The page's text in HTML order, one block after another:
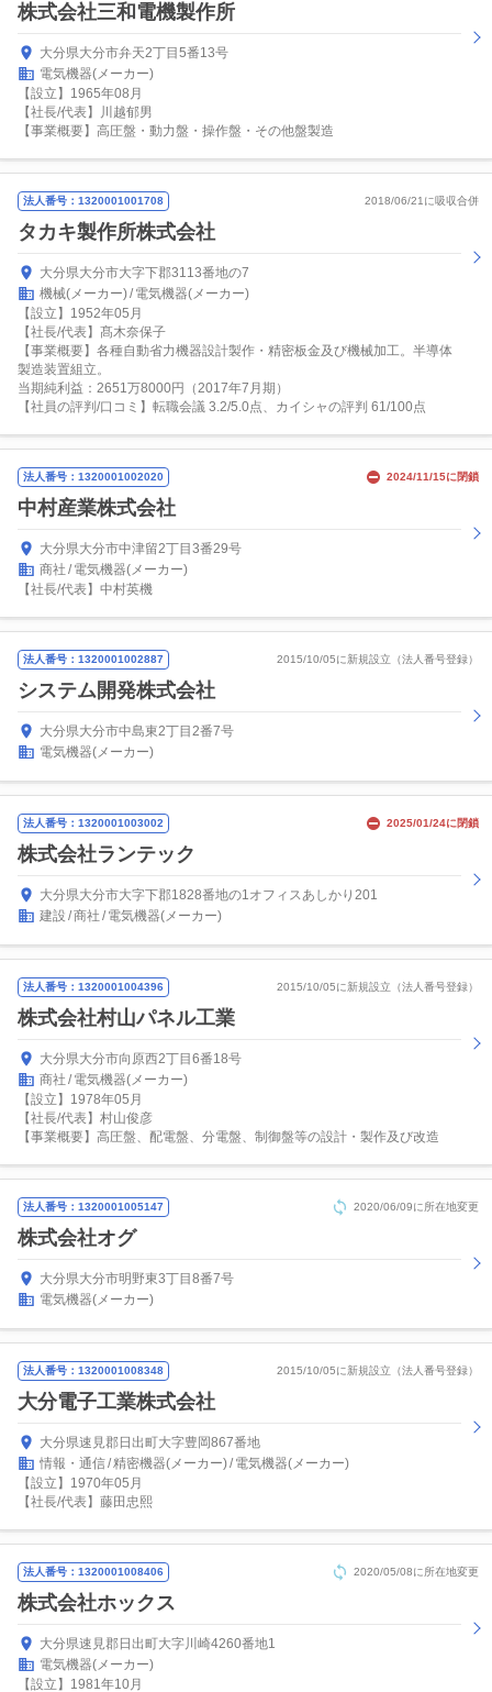
株式会社三和電機製作所
大分県大分市弁天2丁目5番13号
電気機器(メーカー)
【設立】1965年08月
【社長/代表】川越郁男
【事業概要】高圧盤・動力盤・操作盤・その他盤製造
法人番号：1320001001708 2018/06/21に吸収合併
タカキ製作所株式会社
大分県大分市大字下郡3113番地の7
機械(メーカー) 電気機器(メーカー)
【設立】1952年05月
【社長/代表】髙木奈保子
【事業概要】各種自動省力機器設計製作・精密板金及び機械加工。半導体
製造装置組立。
当期純利益：2651万8000円（2017年7月期）
【社員の評判/口コミ】転職会議 3.2/5.0点、カイシャの評判 61/100点
法人番号：1320001002020 2024/11/15に閉鎖
中村産業株式会社
大分県大分市中津留2丁目3番29号
商社
電気機器(メーカー)
【社長/代表】中村英機
法人番号：1320001002887 2015/10/05に新規設立（法人番号登録）
システム開発株式会社
大分県大分市中島東2丁目2番7号
電気機器(メーカー)
法人番号：1320001003002 2025/01/24に閉鎖
株式会社ランテック
大分県大分市大字下郡1828番地の1オフィスあしかり201
建設 商社 電気機器(メーカー)
法人番号：1320001004396 2015/10/05に新規設立（法人番号登録）
株式会社村山パネル工業
大分県大分市向原西2丁目6番18号
商社
電気機器(メーカー)
【設立】1978年05月
【社長/代表】村山俊彦
【事業概要】高圧盤、配電盤、分電盤、制御盤等の設計・製作及び改造
法人番号：1320001005147 2020/06/09に所在地変更
株式会社オグ
大分県大分市明野東3丁目8番7号
電気機器(メーカー)
法人番号：1320001008348 2015/10/05に新規設立（法人番号登録）
大分電子工業株式会社
大分県速見郡日出町大字豊岡867番地
情報・通信 精密機器(メーカー) 電気機器(メーカー)
【設立】1970年05月
【社長/代表】藤田忠熙
法人番号：1320001008406 2020/05/08に所在地変更
株式会社ホックス
大分県速見郡日出町大字川崎4260番地1
電気機器(メーカー)
【設立】1981年10月